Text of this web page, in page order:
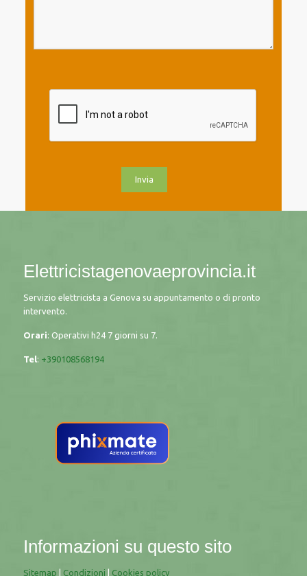
Elettricistagenovaeprovincia.it
Servizio elettricista a Genova su appuntamento o di pronto
intervento.
Orari: Operativi h24 7 giorni su 7.
Tel: +390108568194
Informazioni su questo sito
Sitemap Condizioni Cookies policy